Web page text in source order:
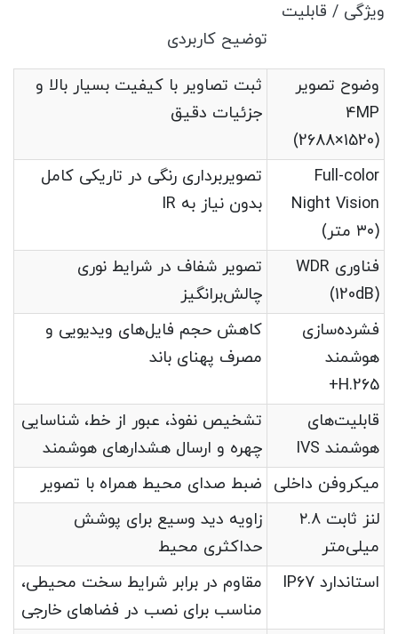
ویژگی / قابلیت
توضیح کاربردی
وضوح تصویر
4MP
(2688×1520)
ثبت تصاویر با کیفیت بسیار بالا و
جزئیات دقیق
Full-color
Night Vision
(۳۰ متر)
تصویربرداری رنگی در تاریکی کامل
بدون نیاز به IR
فناوری WDR
(120dB)
تصویر شفاف در شرایط نوری
چالش‌برانگیز
فشرده‌سازی
هوشمند
H.265+
کاهش حجم فایل‌های ویدیویی و
مصرف پهنای باند
قابلیت‌های
هوشمند IVS
تشخیص نفوذ، عبور از خط، شناسایی
چهره و ارسال هشدارهای هوشمند
میکروفن داخلی ضبط صدای محیط همراه با تصویر
لنز ثابت ۲.۸
میلی‌متر
زاویه دید وسیع برای پوشش
حداکثری محیط
استاندارد IP67
مقاوم در برابر شرایط سخت محیطی،
مناسب برای نصب در فضاهای خارجی